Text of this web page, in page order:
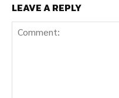
LEAVE A REPLY